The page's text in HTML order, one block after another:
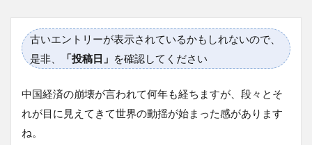
古いエントリーが表示されているかもしれないので、
是非、
「投稿日」 を確認してください
中国経済の崩壊が言われて何年も経ちますが、段々とそ
れが目に見えてきて世界の動揺が始まった感があります
ね。